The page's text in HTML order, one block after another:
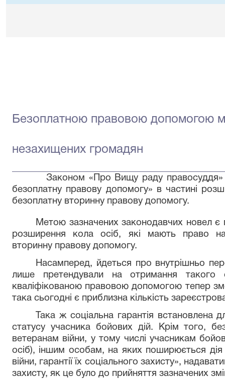
Безоплатною правовою допомогою
незахищених громадян
Законом «Про Вищу раду правосуддя»
безоплатну правову допомогу» в частині
безоплатну вторинну правову допомогу.
Метою зазначених законодавчих новел є
розширення кола осіб, які мають право
вторинну правову допомогу.
Насамперед, йдеться про внутрішньо
лише претендували на отримання такого
кваліфікованою правовою допомогою тепер
така сьогодні є приблизна кількість
Така ж соціальна гарантія встановлена
статусу учасника бойових дій. Крім того,
ветеранам війни, у тому числі учасникам
осіб), іншим особам, на яких поширюється дія
війни, гарантії їх соціального захисту»,
захисту, як це було до прийняття зазначених